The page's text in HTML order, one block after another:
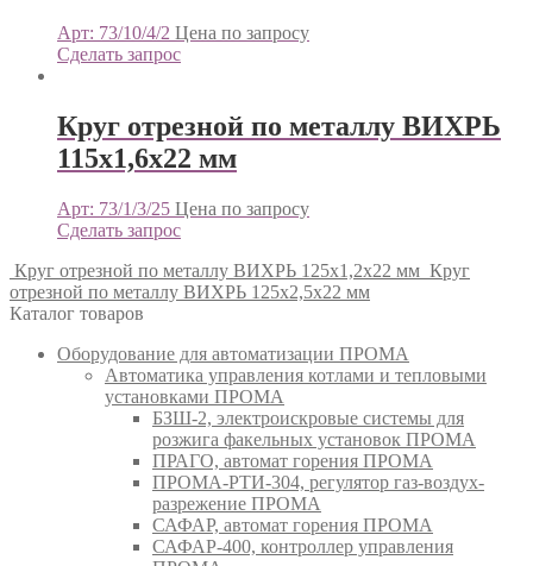
Арт: 73/10/4/2 Цена по запросу
Сделать запрос
Круг отрезной по металлу ВИХРЬ
115х1,6х22 мм
Арт: 73/1/3/25 Цена по запросу
Сделать запрос
Круг отрезной по металлу ВИХРЬ 125х1,2х22 мм Круг
отрезной по металлу ВИХРЬ 125х2,5х22 мм
Каталог товаров
Оборудование для автоматизации ПРОМА
Автоматика управления котлами и тепловыми
установками ПРОМА
БЗШ-2, электроискровые системы для
розжига факельных установок ПРОМА
ПРАГО, автомат горения ПРОМА
ПРОМА-РТИ-304, регулятор газ-воздух-
разрежение ПРОМА
САФАР, автомат горения ПРОМА
САФАР-400, контроллер управления